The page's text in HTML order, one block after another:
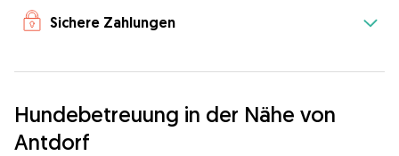
Sichere Zahlungen
Hundebetreuung in der Nähe von
Antdorf